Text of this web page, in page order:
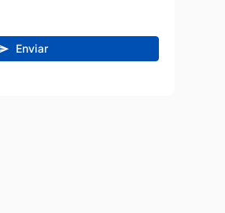
Enviar